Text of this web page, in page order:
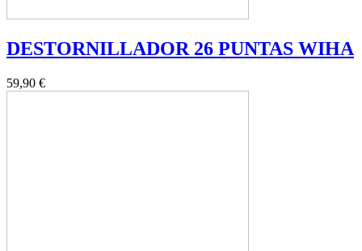
DESTORNILLADOR 26 PUNTAS WIHA
59,90 €